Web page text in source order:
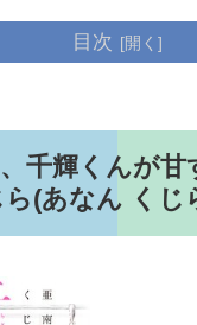
目次
千輝くんが甘
(あなん くじ